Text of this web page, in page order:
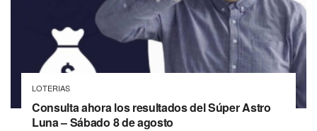
LOTERIAS
Consulta ahora los resultados del Súper Astro
Luna – Sábado 8 de agosto